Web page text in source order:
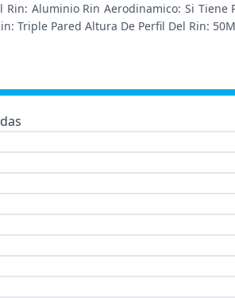
Aluminio Rin Aerodinamico: Si Tiene
Triple Pared Altura De Perfil Del Rin: